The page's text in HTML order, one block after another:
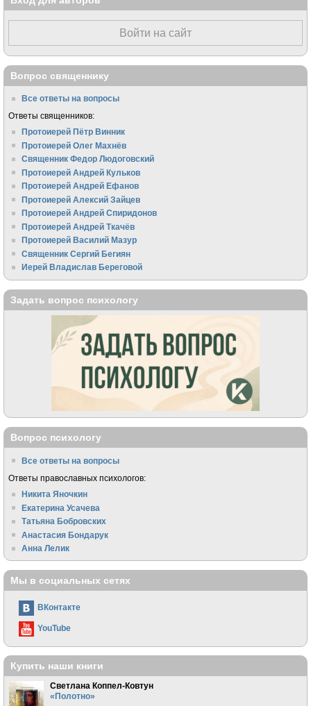
Войти на сайт
Вопрос священнику
Все ответы на вопросы
Ответы священников:
Протоиерей Пётр Винник
Протоиерей Олег Махнёв
Священник Федор Людоговский
Протоиерей Андрей Кульков
Протоиерей Андрей Ефанов
Протоиерей Алексий Зайцев
Протоиерей Андрей Спиридонов
Протоиерей Андрей Ткачёв
Протоиерей Василий Мазур
Священник Сергий Бегиян
Иерей Владислав Береговой
Задать вопрос психологу
Вопрос психологу
Все ответы на вопросы
Ответы православных психологов:
Никита Яночкин
Екатерина Усачева
Татьяна Бобровских
Анастасия Бондарук
Анна Лелик
Мы в социальных сетях
ВКонтакте
YouTube
Купить наши книги
Светлана Коппел-Ковтун
«Полотно»